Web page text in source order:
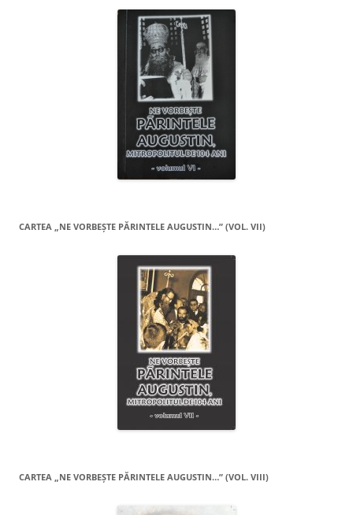
CARTEA „NE VORBEŞTE PĂRINTELE AUGUSTIN…” (VOL. VII)
CARTEA „NE VORBEŞTE PĂRINTELE AUGUSTIN…” (VOL. VIII)